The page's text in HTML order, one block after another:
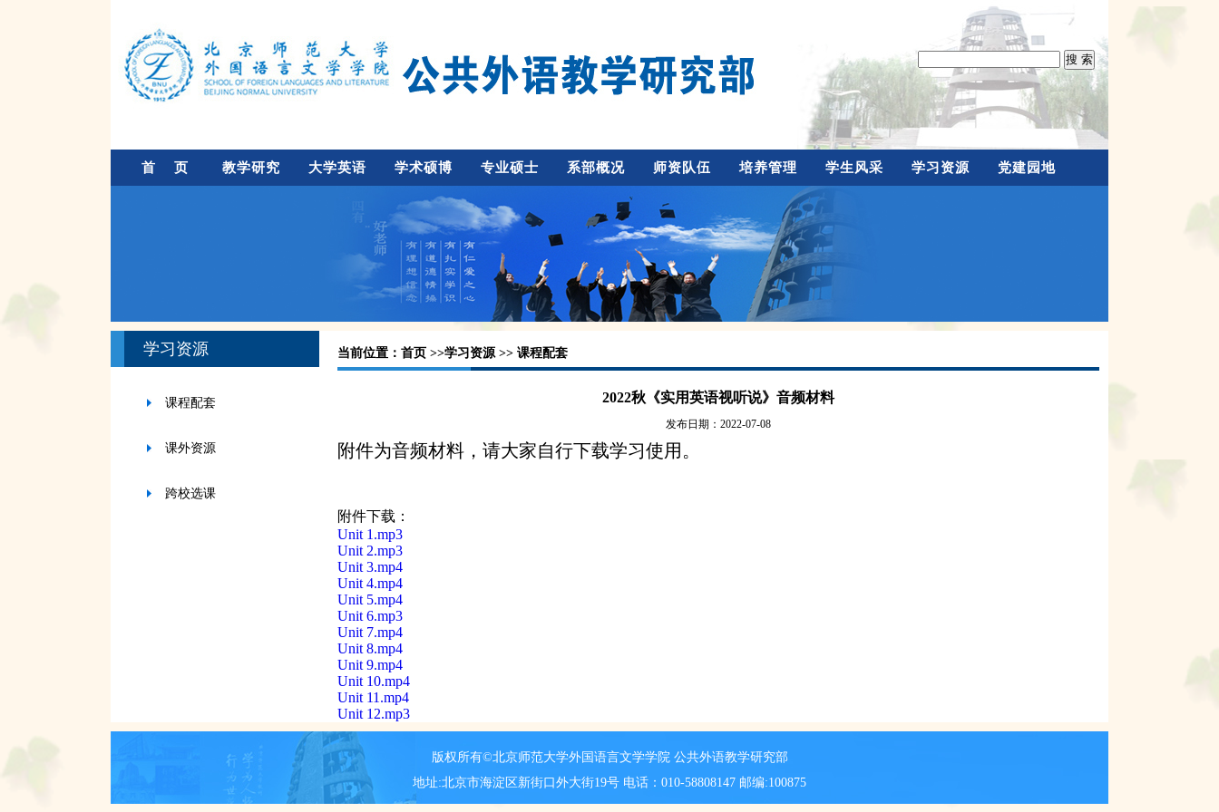
首 页 教学研究 大学英语 学术硕博 专业硕士 系部概况 师资队伍 培养管理 学生风采 学习资源 党建园地
学习资源
课程配套
课外资源
跨校选课
当前位置： 首页 >>学习资源>> 课程配套
2022秋《实用英语视听说》音频材料
发布日期：2022-07-08
附件为音频材料，请大家自行下载学习使用。
附件下载：
Unit 1.mp3
Unit 2.mp3
Unit 3.mp4
Unit 4.mp4
Unit 5.mp4
Unit 6.mp3
Unit 7.mp4
Unit 8.mp4
Unit 9.mp4
Unit 10.mp4
Unit 11.mp4
Unit 12.mp3
版权所有©北京师范大学外国语言文学学院 公共外语教学研究部
地址:北京市海淀区新街口外大街19号 电话：010-58808147 邮编:100875